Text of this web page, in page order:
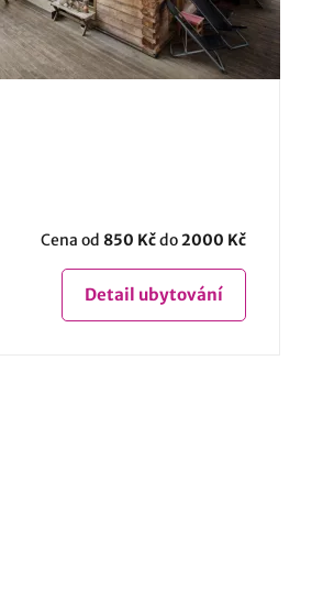
Cena od 850 Kčdo2000 Kč
Detail ubytování